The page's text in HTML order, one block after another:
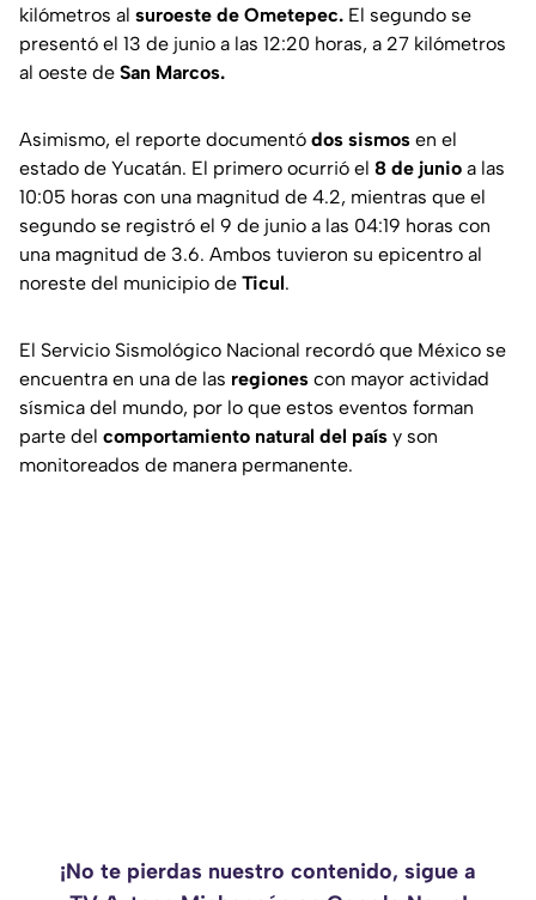
kilómetros al suroeste de Ometepec. El segundo se
presentó el 13 de junio a las 12:20 horas, a 27 kilómetros
al oeste de San Marcos.
Asimismo, el reporte documentó dos sismos en el
estado de Yucatán. El primero ocurrió el 8 de junio a las
10:05 horas con una magnitud de 4.2, mientras que el
segundo se registró el 9 de junio a las 04:19 horas con
una magnitud de 3.6. Ambos tuvieron su epicentro al
noreste del municipio de Ticul.
El Servicio Sismológico Nacional recordó que México se
encuentra en una de las regiones con mayor actividad
sísmica del mundo, por lo que estos eventos forman
parte del comportamiento natural del país y son
monitoreados de manera permanente.
¡No te pierdas nuestro contenido, sigue a